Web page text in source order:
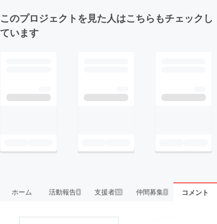
このプロジェクトを見た人はこちらもチェックし
ています
ホーム 活動報告4 支援者33 仲間募集 1 コメント